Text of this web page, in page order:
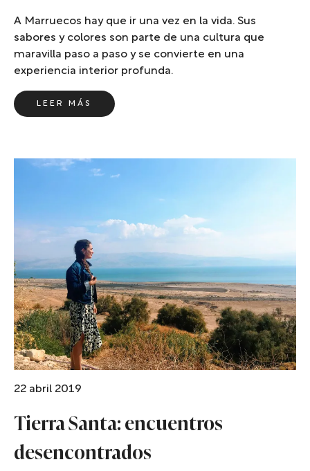
A Marruecos hay que ir una vez en la vida. Sus
sabores y colores son parte de una cultura que
maravilla paso a paso y se convierte en una
experiencia interior profunda.
LEER MÁS
22 abril 2019
Tierra Santa: encuentros
desencontrados